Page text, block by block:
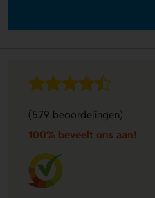
(579 beoordelingen)
100% beveelt ons aan!